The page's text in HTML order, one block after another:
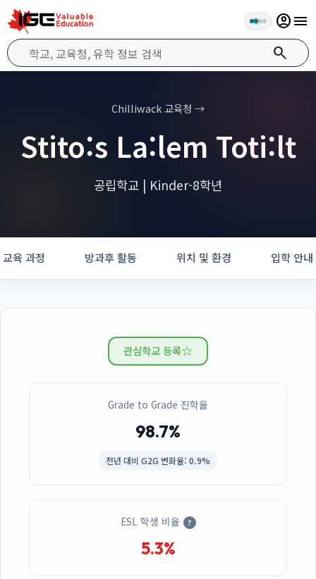
search
account_circlemenu
Chilliwack 교육청 →
Stito:s La:lem Toti:lt
공립학교 | Kinder-8학년
교육 과정 방과후 활동 위치 및 환경 입학 안내
관심학교 등록☆
Grade to Grade 진학율
98.7%
전년 대비 G2G 변화율: 0.9%
ESL 학생 비율 ?
5.3%